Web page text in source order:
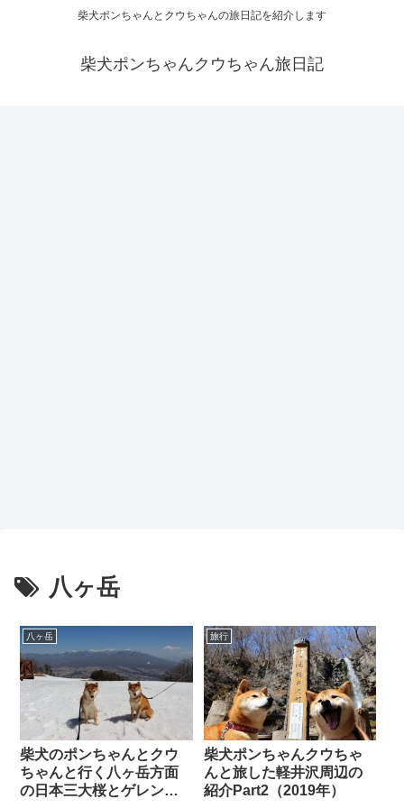
柴犬ポンちゃんとクウちゃんの旅日記を紹介します
柴犬ポンちゃんクウちゃん旅日記
八ヶ岳
八ヶ岳
柴犬のポンちゃんとクウ
ちゃんと行く八ヶ岳方面
の日本三大桜とゲレンデ
旅行
柴犬ポンちゃんクウちゃ
んと旅した軽井沢周辺の
紹介Part2（2019年）